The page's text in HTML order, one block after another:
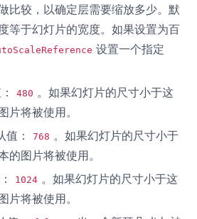
比较，以确定层需要缩放多少。默
等于幻灯片的宽度。如果设置为百
设置一个指定
480 。如果幻灯片的尺寸小于这
片将被使用。
值： 768 。如果幻灯片的尺寸小于
的图片将被使用。
1024 。如果幻灯片的尺寸小于这
片将被使用。